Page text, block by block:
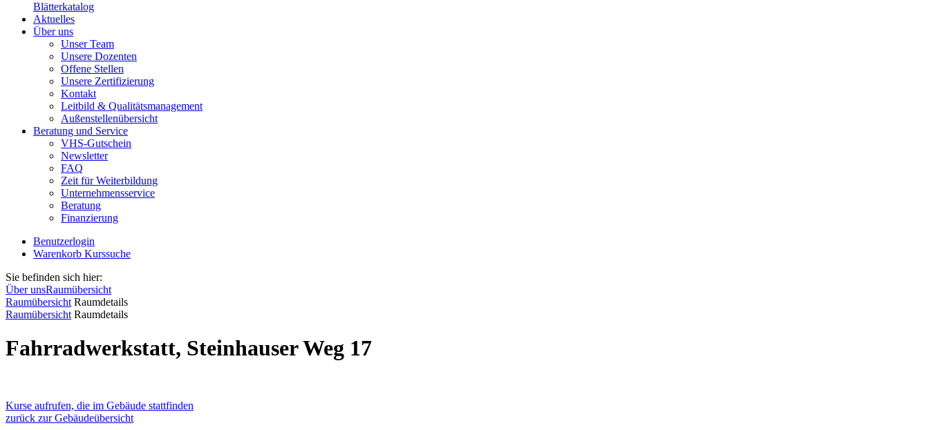
Blätterkatalog
Aktuelles
Über uns
Unser Team
Unsere Dozenten
Offene Stellen
Unsere Zertifizierung
Kontakt
Leitbild & Qualitätsmanagement
Außenstellenübersicht
Beratung und Service
VHS-Gutschein
Newsletter
FAQ
Zeit für Weiterbildung
Unternehmensservice
Beratung
Finanzierung
Benutzerlogin
Warenkorb Kurssuche
Sie befinden sich hier:
Über unsRaumübersicht
Raumübersicht Raumdetails
Raumübersicht Raumdetails
Fahrradwerkstatt, Steinhauser Weg 17
Kurse aufrufen, die im Gebäude stattfinden
zurück zur Gebäudeübersicht